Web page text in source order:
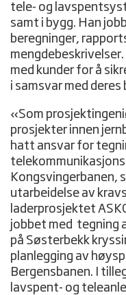
tele- og
samt i bygg. Han
beregninger,
med kunder for å
i samsvar med
«Som
prosjekter innen
hatt ansvar for
Kongsvingerbanen,
utarbeidelse av
laderprosjektet
jobbet med tegning
på Søsterbekk
planlegging av
Bergensbanen. I
lavspent- og